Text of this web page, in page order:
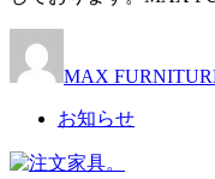
MAX
お知らせ